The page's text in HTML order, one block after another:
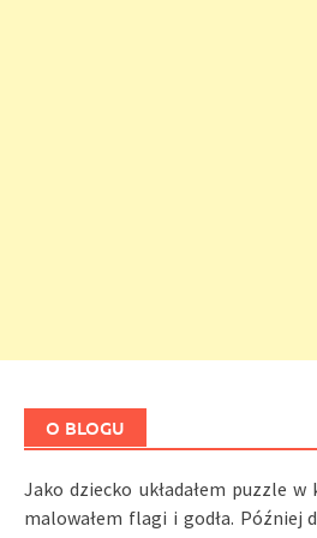
O BLOGU
Jako dziecko układałem puzzle
malowałem flagi i godła. Później